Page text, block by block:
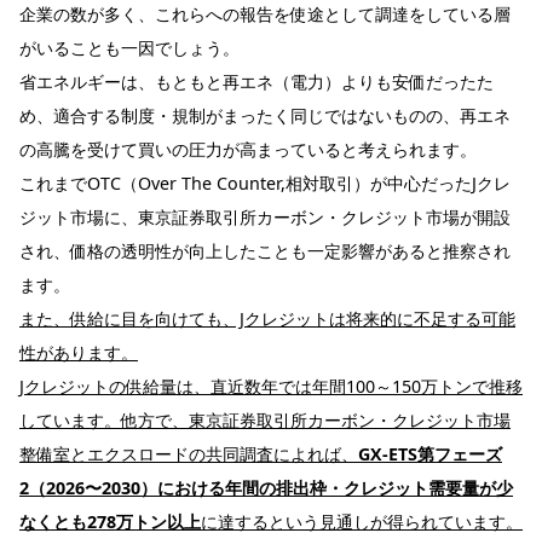
企業の数が多く、これらへの報告を使途として調達をしている層
がいることも一因でしょう。
省エネルギーは、もともと再エネ（電力）よりも安価だったた
め、適合する制度・規制がまったく同じではないものの、再エネ
の高騰を受けて買いの圧力が高まっていると考えられます。
これまでOTC（Over The Counter,相対取引）が中心だったJクレ
ジット市場に、東京証券取引所カーボン・クレジット市場が開設
され、価格の透明性が向上したことも一定影響があると推察され
ます。
また、供給に目を向けても、Jクレジットは将来的に不足する可能
性があります。
Jクレジットの供給量は、直近数年では年間100～150万トンで推移
しています。他方で、 東京証券取引所カーボン・クレジット市場
整備室とエクスロードの共同調査によれば、 GX-ETS第フェーズ
2（2026〜2030）における年間の排出枠・クレジット需要量が少
なくとも278万トン以上に達するという見通しが得られています。